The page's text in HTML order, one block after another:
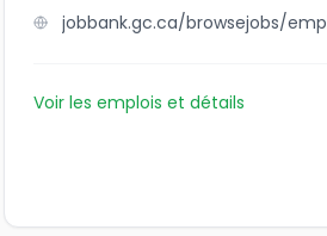
Voir les emplois et détails